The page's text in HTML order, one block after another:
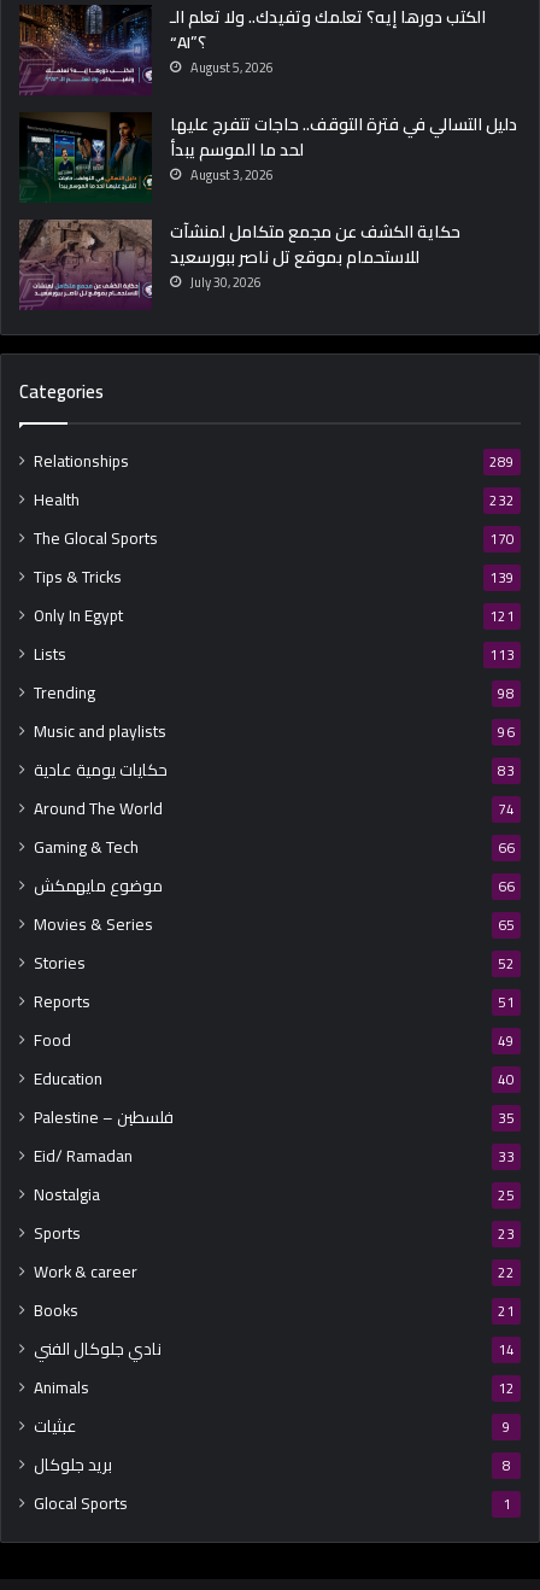
الكتب دورها إيه؟ تعلمك وتفيدك.. ولا تعلم الـ
“AI”؟
August 5, 2026
دليل التسالي في فترة التوقف.. حاجات تتفرج عليها
لحد ما الموسم يبدأ
August 3, 2026
حكاية الكشف عن مجمع متكامل لمنشآت
للاستحمام بموقع تل ناصر ببورسعيد
July 30, 2026
Categories
Relationships 289
Health 232
The Glocal Sports 170
Tips & Tricks 139
Only In Egypt 121
Lists 113
Trending 98
Music and playlists 96
حكايات يومية عادية 83
Around The World 74
Gaming & Tech 66
موضوع مايهمكش 66
Movies & Series 65
Stories 52
Reports 51
Food 49
Education 40
Palestine – فلسطين 35
Eid/ Ramadan 33
Nostalgia 25
Sports 23
Work & career 22
Books 21
نادي جلوكال الفني 14
Animals 12
عبثيات 9
بريد جلوكال 8
Glocal Sports 1